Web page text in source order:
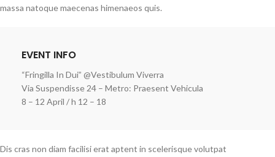
massa natoque maecenas himenaeos quis.
EVENT INFO
“Fringilla In Dui” @Vestibulum Viverra
Via Suspendisse 24 – Metro: Praesent Vehicula
8 – 12 April / h 12 – 18
Dis cras non diam facilisi erat aptent in scelerisque volutpat